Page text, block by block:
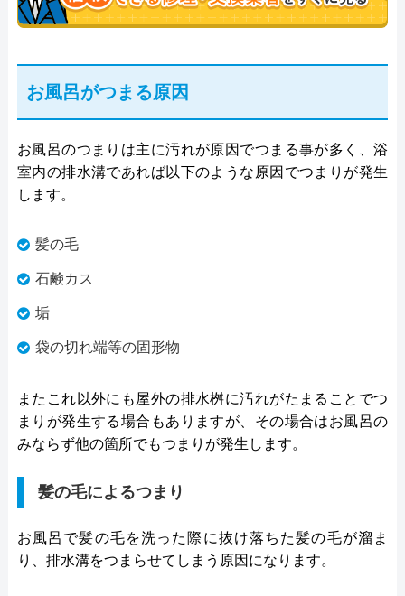
お風呂がつまる原因
お風呂のつまりは主に汚れが原因でつまる事が多く、浴
室内の排水溝であれば以下のような原因でつまりが発生
します。
髪の毛
石鹸カス
垢
袋の切れ端等の固形物
またこれ以外にも屋外の排水桝に汚れがたまることでつ
まりが発生する場合もありますが、その場合はお風呂の
みならず他の箇所でもつまりが発生します。
髪の毛によるつまり
お風呂で髪の毛を洗った際に抜け落ちた髪の毛が溜ま
り、排水溝をつまらせてしまう原因になります。